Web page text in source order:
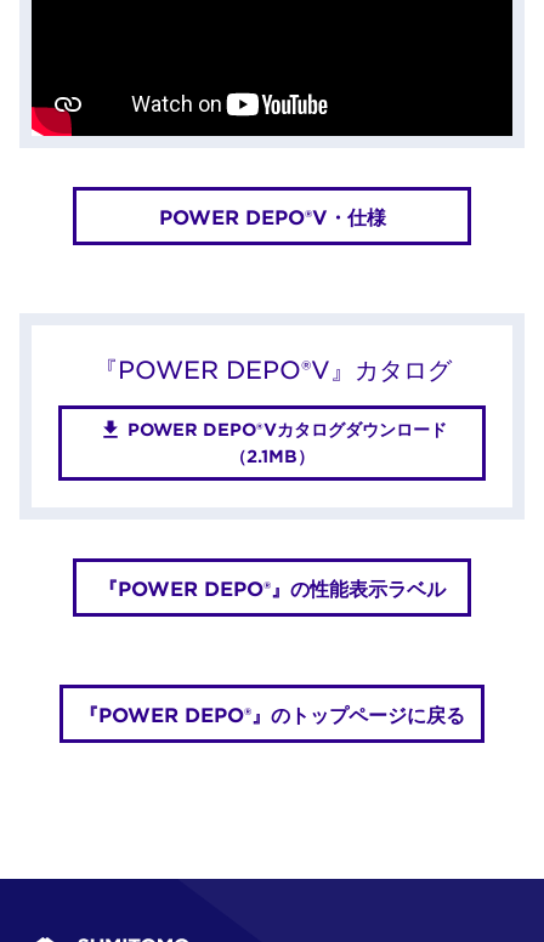
POWER DEPO®V・仕様
『POWER DEPO®V』カタログ
POWER DEPO®Vカタログダウンロード
（2.1MB）
『POWER DEPO®』の性能表示ラベル
『POWER DEPO®』のトップページに戻る